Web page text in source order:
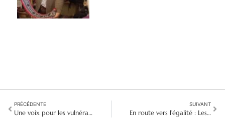
PRÉCÉDENTE
Une voix pour les vulnérables : GSIF-Népal au Conseil des Droits de l'Homme - Nations Unies
SUIVANT
En route vers l'égalité : Les migrantes de Hong Kong se mobilisent et reconquièrent leur dignité